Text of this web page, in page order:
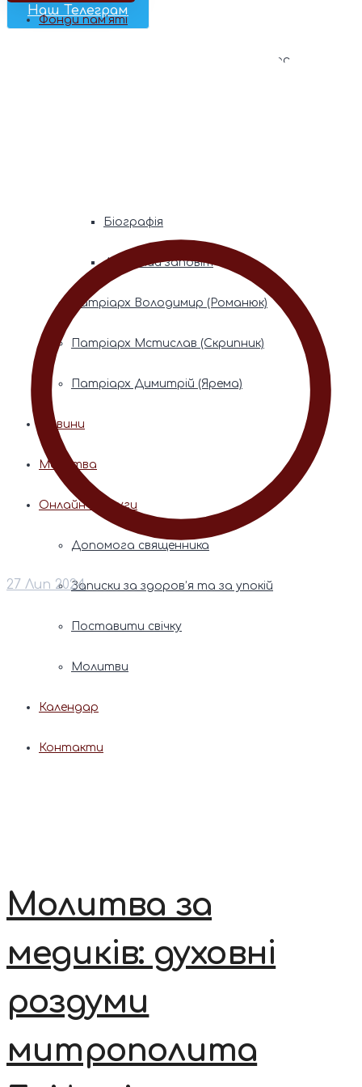
Наш Телеграм
Фонди пам’яті
Митрополита Володимира (Сабодана)
Біографія
Духовний заповіт
Патріарх Володимир (Романюк)
Патріарх Мстислав (Скрипник)
Патріарх Димитрій (Ярема)
Новини
Молитва
Онлайн послуги
Допомога священника
Записки за здоров’я та за упокій
Поставити свічку
Молитви
Календар
Контакти
27 Лип 2024
Молитва за
медиків: духовні
роздуми
митрополита